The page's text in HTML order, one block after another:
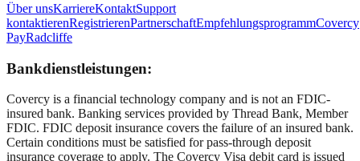
Über unsKarriereKontaktSupport
kontaktierenRegistrierenPartnerschaftEmpfehlungsprogrammCovercy
PayRadcliffe
Bankdienstleistungen:
Covercy is a financial technology company and is not an FDIC-
insured bank. Banking services provided by Thread Bank, Member
FDIC. FDIC deposit insurance covers the failure of an insured bank.
Certain conditions must be satisfied for pass-through deposit
insurance coverage to apply. The Covercy Visa debit card is issued